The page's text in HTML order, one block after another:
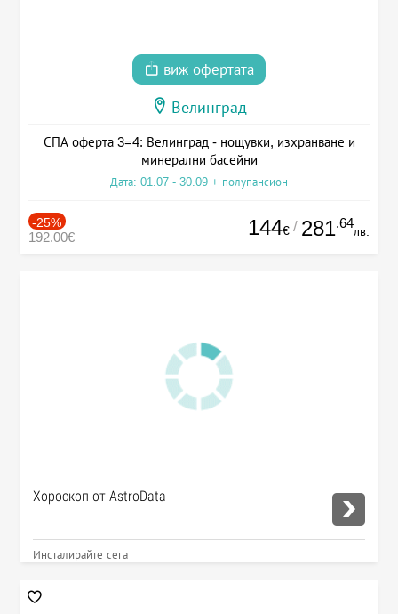
виж офертата
Велинград
СПА оферта 3=4: Велинград - нощувки, изхранване и
минерални басейни
Дата: 01.07 - 30.09 + полупансион
-25%
192.00€ 144€ / 281.64
лв.
Хороскоп от AstroData
Инсталирайте сега